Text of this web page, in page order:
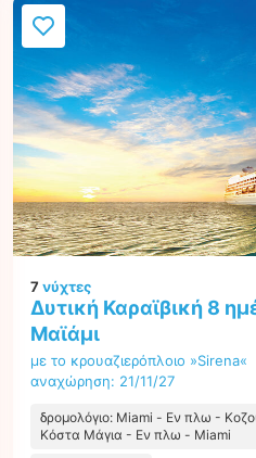
7νύχτες
Δυτική Καραϊβική 8
Μαϊάμι
με το κρουαζιερόπλοιο »Sirena«
αναχώρηση: 21/11/27
δρομολόγιο: Miami - Εν πλω -
Κόστα Μάγια - Εν πλω - Miami